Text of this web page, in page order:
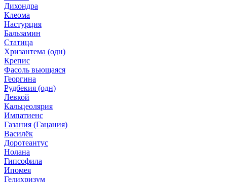
Дихондра
Клеома
Настурция
Бальзамин
Статица
Хризантема (одн)
Крепис
Фасоль вьющаяся
Георгина
Рудбекия (одн)
Левкой
Кальцеолярия
Импатиенс
Газания (Гацания)
Василёк
Доротеантус
Нолана
Гипсофила
Ипомея
Гелихризум